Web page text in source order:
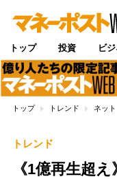
トップ 投資 ビ
トップ トレンド ネット
トレンド
《1億再生超